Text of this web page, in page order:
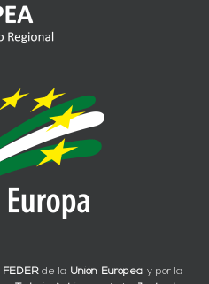
FEDERde la Unión Europea y por la